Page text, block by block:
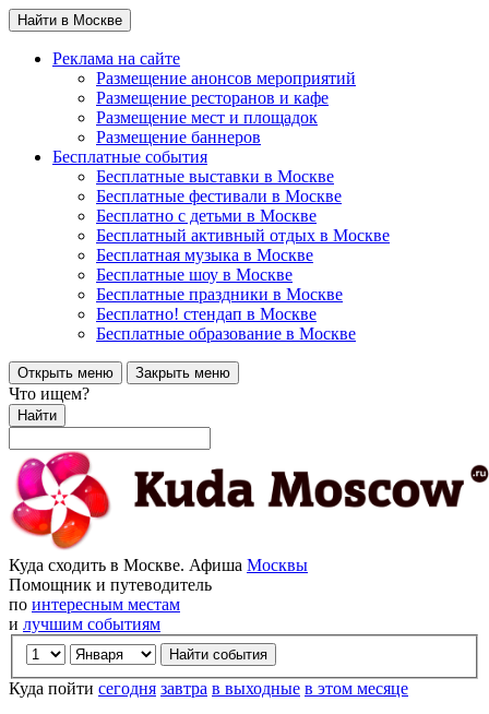
Найти в Москве
Реклама на сайте
Размещение анонсов мероприятий
Размещение ресторанов и кафе
Размещение мест и площадок
Размещение баннеров
Бесплатные события
Бесплатные выставки в Москве
Бесплатные фестивали в Москве
Бесплатно с детьми в Москве
Бесплатный активный отдых в Москве
Бесплатная музыка в Москве
Бесплатные шоу в Москве
Бесплатные праздники в Москве
Бесплатно! стендап в Москве
Бесплатные образование в Москве
Открыть меню Закрыть меню
Что ищем?
Найти
Куда сходить в Москве. Афиша Москвы
Помощник и путеводитель
по интересным местам
и лучшим событиям
Куда пойти сегодня завтра в выходные в этом месяце